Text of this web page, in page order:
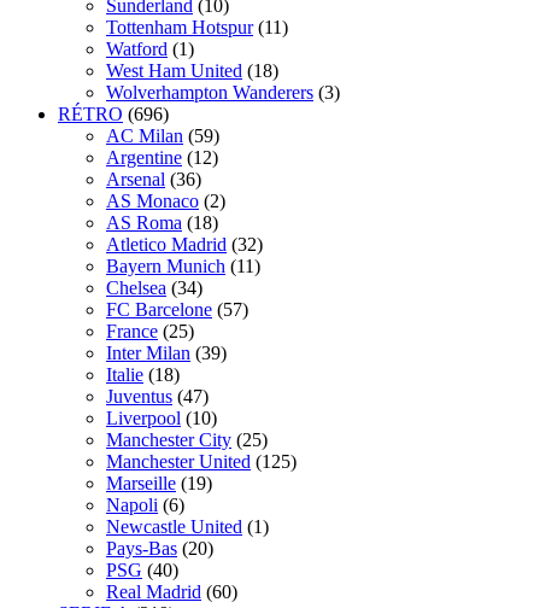
Sunderland (10)
Tottenham Hotspur (11)
Watford (1)
West Ham United (18)
Wolverhampton Wanderers (3)
RÉTRO (696)
AC Milan (59)
Argentine (12)
Arsenal (36)
AS Monaco (2)
AS Roma (18)
Atletico Madrid (32)
Bayern Munich (11)
Chelsea (34)
FC Barcelone (57)
France (25)
Inter Milan (39)
Italie (18)
Juventus (47)
Liverpool (10)
Manchester City (25)
Manchester United (125)
Marseille (19)
Napoli (6)
Newcastle United (1)
Pays-Bas (20)
PSG (40)
Real Madrid (60)